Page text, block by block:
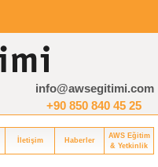
info@awsegitimi.com
+90 850 840 45 25
İletişim Haberler
AWS Eğitim
& Yetkinlik